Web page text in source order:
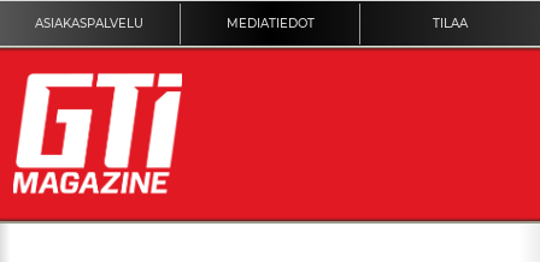
ASIAKASPALVELU MEDIATIEDOT TILAA